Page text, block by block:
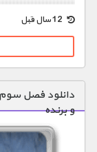
دانلود فصل سوم
و برنده